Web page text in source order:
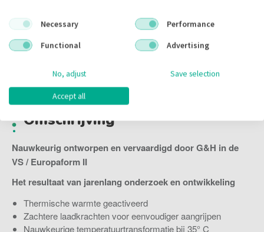
Omschrijving
Nauwkeurig ontworpen en vervaardigd door G&H in de
VS / Europaform II
Het resultaat van jarenlang onderzoek en ontwikkeling
Thermische warmte geactiveerd
Zachtere laadkrachten voor eenvoudiger aangrijpen
Nauwkeurige temperatuurtransformatie bij 35° C
Necessary
Performance
Functional
Advertising
No, adjust Save selection
Accept all